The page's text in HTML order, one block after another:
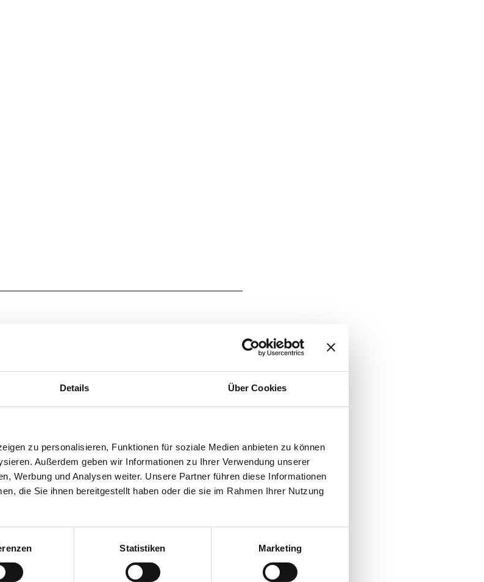
Details Über Cookies
zu personalisieren, Funktionen für soziale Medien anbieten zu können
Außerdem geben wir Informationen zu Ihrer Verwendung unserer
Werbung und Analysen weiter. Unsere Partner führen diese Informationen
die Sie ihnen bereitgestellt haben oder die sie im Rahmen Ihrer Nutzung
Statistiken Marketing
in Adenstedt. Hier einzukehren ist möglich.
Biegung folgen wir dem Wegeverlauf nach